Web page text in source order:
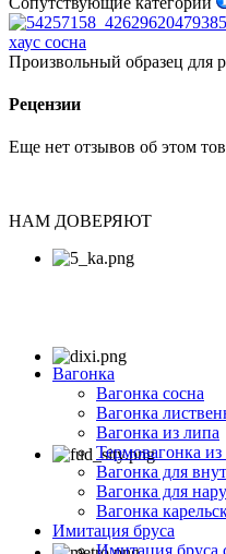
хаус сосна
Произвольный образец для
Рецензии
Еще нет отзывов об этом
НАМ ДОВЕРЯЮТ
Вагонка
Вагонка сосна
Вагонка
Вагонка из липа
Термовагонка
Вагонка для
Вагонка для
Вагонка
Имитация бруса